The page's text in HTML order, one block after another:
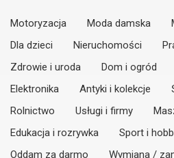
Motoryzacja Moda damska
Dla dzieci
Nieruchomości
Zdrowie i uroda
Dom i ogród
Elektronika
Antyki i kolekcje
Rolnictwo
Usługi i firmy
Edukacja i rozrywka
Sport i
Oddam za darmo
Wymiana /